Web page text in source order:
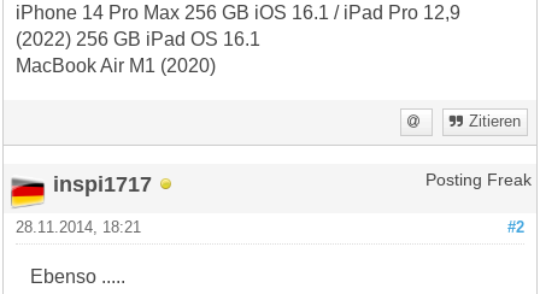
iPhone 14 Pro Max 256 GB iOS 16.1 / iPad Pro 12,9
(2022) 256 GB iPad OS 16.1
MacBook Air M1 (2020)
Zitieren
inspi1717 Posting Freak
#2
28.11.2014, 18:21
Ebenso .....